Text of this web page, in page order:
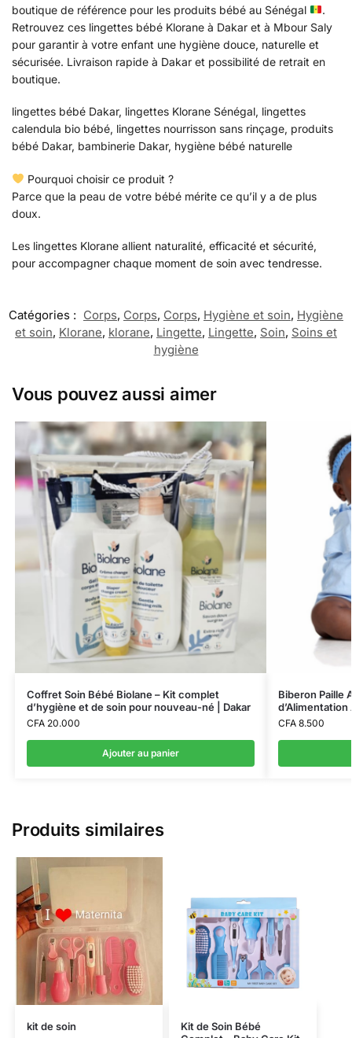
boutique de référence pour les produits bébé au Sénégal
.
Retrouvez ces lingettes bébé Klorane à Dakar et à Mbour Saly
pour garantir à votre enfant une hygiène douce, naturelle et
sécurisée. Livraison rapide à Dakar et possibilité de retrait en
boutique.
lingettes bébé Dakar, lingettes Klorane Sénégal, lingettes
calendula bio bébé, lingettes nourrisson sans rinçage, produits
bébé Dakar, bambinerie Dakar, hygiène bébé naturelle
Pourquoi choisir ce produit ?
Parce que la peau de votre bébé mérite ce qu’il y a de plus
doux.
Les lingettes Klorane allient naturalité, efficacité et sécurité,
pour accompagner chaque moment de soin avec tendresse.
Catégories : Corps, Corps, Corps, Hygiène et soin, Hygiène
et soin, Klorane, klorane, Lingette, Lingette, Soin, Soins et
hygiène
Vous pouvez aussi aimer
Coffret Soin Bébé Biolane – Kit complet
d’hygiène et de soin pour nouveau-né | Dakar
CFA20.000
Ajouter au panier
Biberon Paille
CFA8.500
Produits similaires
kit de soin
Kit de Soin Bébé